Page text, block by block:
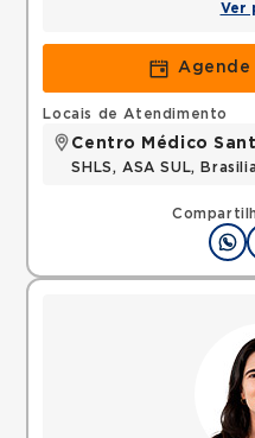
Ver
Agende
Locais de Atendimento
Centro Médico
SHLS, ASA SUL,